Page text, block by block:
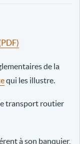
de la
qui les illustre.
transport routier
à son banquier,